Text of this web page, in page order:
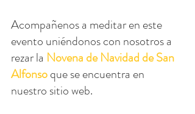
Acompañenos a meditar en este
evento uniéndonos con nosotros a
rezar la Novena de Navidad de San
Alfonso que se encuentra en
nuestro sitio web.